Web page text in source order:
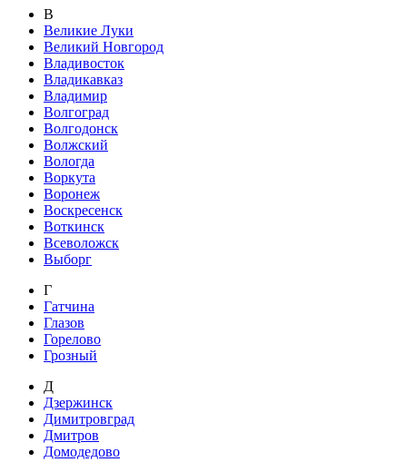
В
Великие Луки
Великий Новгород
Владивосток
Владикавказ
Владимир
Волгоград
Волгодонск
Волжский
Вологда
Воркута
Воронеж
Воскресенск
Воткинск
Всеволожск
Выборг
Г
Гатчина
Глазов
Горелово
Грозный
Д
Дзержинск
Димитровград
Дмитров
Домодедово